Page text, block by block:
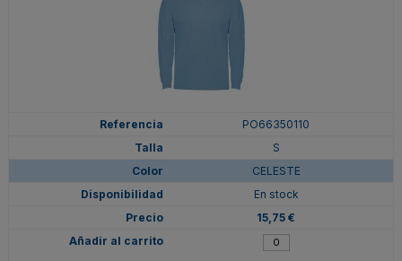
PO66350110
S
CELESTE
En stock
15,75 €